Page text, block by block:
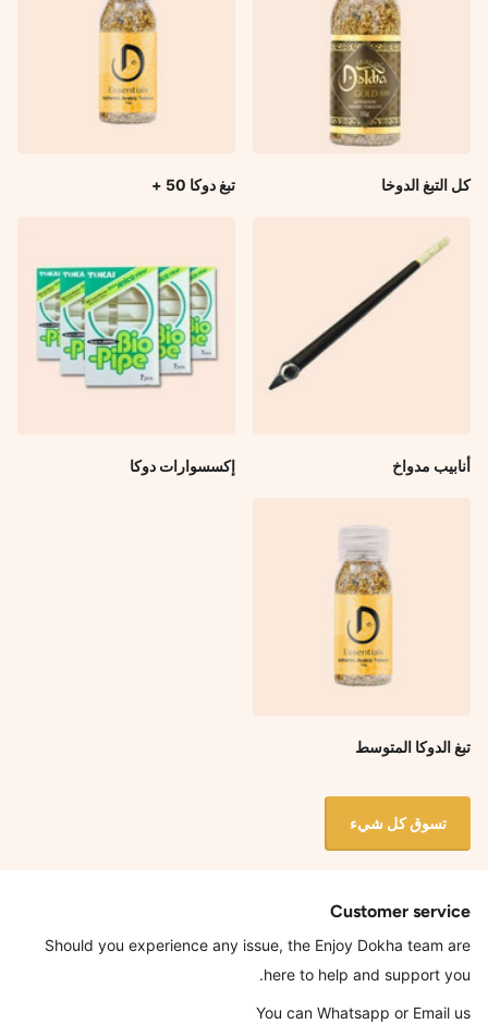
كل التبغ الدوخا تبغ دوكا 50 +
أنابيب مدواخ إكسسوارات دوكا
تبغ الدوكا المتوسط
تسوق كل شيء
Customer service
Should you experience any issue, the Enjoy Dokha team are
here to help and support you.
You can Whatsapp or Email us